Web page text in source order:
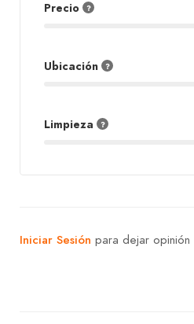
Precio
Ubicación
Limpieza
Iniciar Sesión para dejar opinión